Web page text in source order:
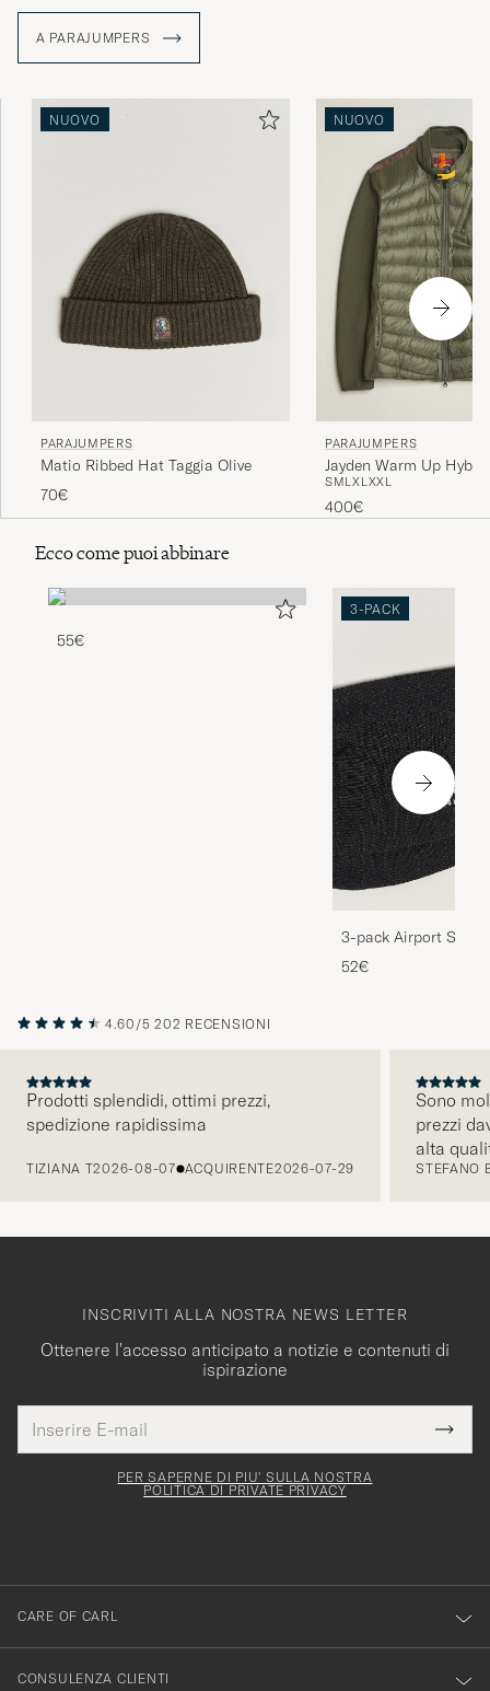
A PARAJUMPERS
NUOVO
PARAJUMPERS
Matio Ribbed Hat Taggia Olive
70€
NUOVO
PARAJUMPERS
Jayden Warm Up
Rosemary
SMLXLXXL
400€
Ecco come puoi abbinare
55€
3-PACK
3-pack Airport
Melange
52€
PRECEDENTE
4.60/5 202 RECENSIONI
Prodotti splendidi, ottimi prezzi,
spedizione rapidissima
TIZIANA T2026-08-07 ACQUIRENTE2026-07-29
Sono
prezzi
alta
STEFANO
INSCRIVITI ALLA NOSTRA NEWS LETTER
Ottenere l'accesso anticipato a notizie e contenuti di
ispirazione
E-
mail
Grazie
per
PER SAPERNE DI PIU' SULLA NOSTRA
POLITICA DI PRIVATE PRIVACY
CARE OF CARL
CONSULENZA CLIENTI